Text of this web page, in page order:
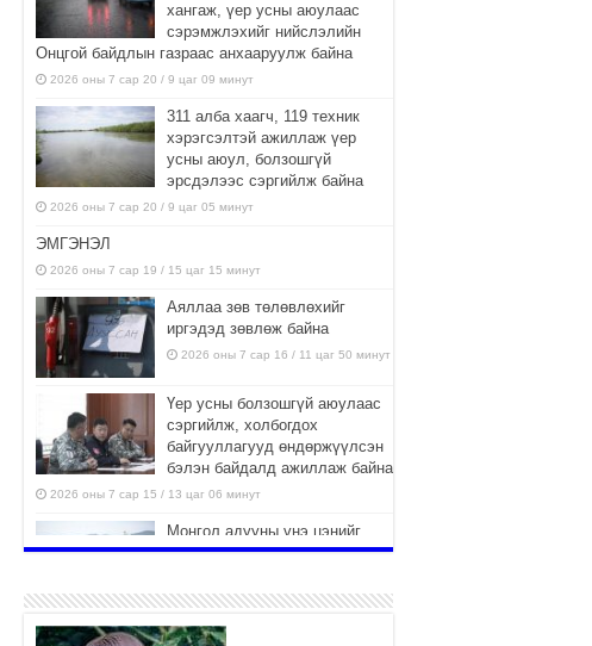
хангаж, үер усны аюулаас
сэрэмжлэхийг нийслэлийн
Онцгой байдлын газраас анхааруулж байна
2026 оны 7 сар 20 / 9 цаг 09 минут
311 алба хаагч, 119 техник
хэрэгсэлтэй ажиллаж үер
усны аюул, болзошгүй
эрсдэлээс сэргийлж байна
2026 оны 7 сар 20 / 9 цаг 05 минут
ЭМГЭНЭЛ
2026 оны 7 сар 19 / 15 цаг 15 минут
Аяллаа зөв төлөвлөхийг
иргэдэд зөвлөж байна
2026 оны 7 сар 16 / 11 цаг 50 минут
Үер усны болзошгүй аюулаас
сэргийлж, холбогдох
байгууллагууд өндөржүүлсэн
бэлэн байдалд ажиллаж байна
2026 оны 7 сар 15 / 13 цаг 06 минут
Монгол адууны үнэ цэнийг
дэлхийд сурталчлах “Дэлхийн
оролцож байна